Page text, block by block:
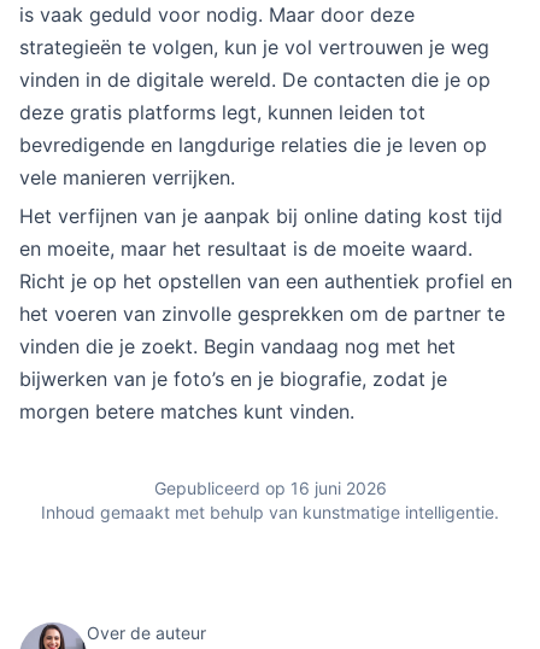
is vaak geduld voor nodig. Maar door deze
strategieën te volgen, kun je vol vertrouwen je weg
vinden in de digitale wereld. De contacten die je op
deze gratis platforms legt, kunnen leiden tot
bevredigende en langdurige relaties die je leven op
vele manieren verrijken.
Het verfijnen van je aanpak bij online dating kost tijd
en moeite, maar het resultaat is de moeite waard.
Richt je op het opstellen van een authentiek profiel en
het voeren van zinvolle gesprekken om de partner te
vinden die je zoekt. Begin vandaag nog met het
bijwerken van je foto’s en je biografie, zodat je
morgen betere matches kunt vinden.
Gepubliceerd op 16 juni 2026
Inhoud gemaakt met behulp van kunstmatige intelligentie.
Over de auteur